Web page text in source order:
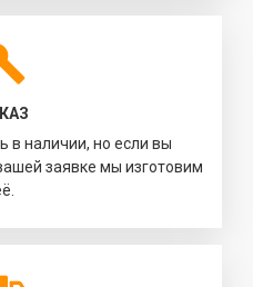
в наличии, но если вы
заявке мы изготовим